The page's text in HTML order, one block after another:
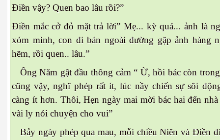
Điền vậy? Quen bao lâu rồi?”
Điền mắc cở đỏ mặt trả lời” Mẹ... kỳ quá... ảnh là
xóm mình, con đi bán ngoài đường gặp ảnh hàng
hẽm, rồi quen.. lâu.”
Ông Năm gật đầu thông cảm “ Ừ, hồi bác còn
cũng vậy, nghĩ phép rất ít, lúc nầy chiến sự sôi
càng ít hơn. Thôi, Hẹn ngày mai mời bác hai đến
vài ly nói chuyện cho vui”
Bảy ngày phép qua mau, mỗi chiều Niên và Điền
- Phần 4